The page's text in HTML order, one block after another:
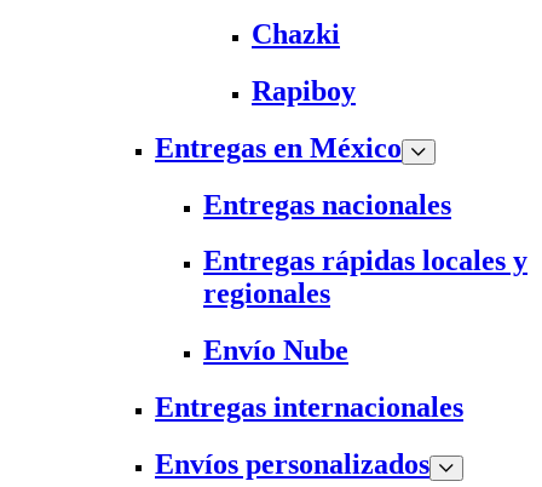
Chazki
Rapiboy
Entregas en México
Entregas nacionales
Entregas rápidas locales y
regionales
Envío Nube
Entregas internacionales
Envíos personalizados